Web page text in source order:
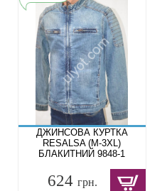
ДЖИНСОВА КУРТКА
RESALSA (M-3XL)
БЛАКИТНИЙ 9848-1
624грн.